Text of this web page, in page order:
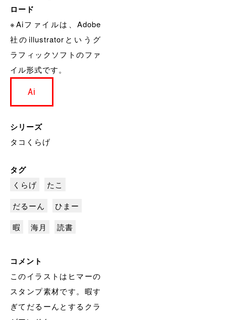
ロード
※Aiファイルは、Adobe
社のillustratorというグ
ラフィックソフトのファ
イル形式です。
Ai
シリーズ
タコくらげ
タグ
くらげ
たこ
だるーん
ひまー
暇
海月 読書
コメント
このイラストはヒマーの
スタンプ素材です。暇す
ぎてだるーんとするクラ